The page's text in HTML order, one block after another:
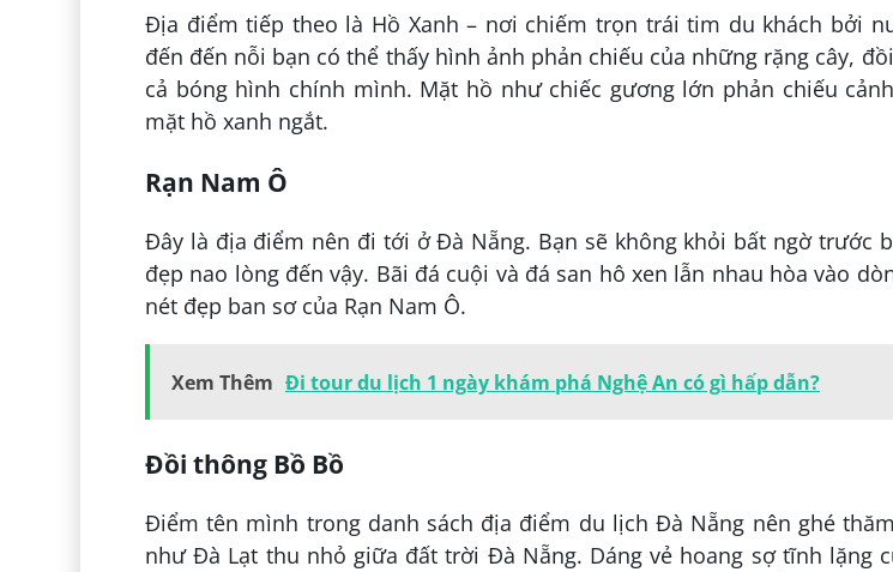
Địa điểm tiếp theo là Hồ Xanh – nơi chiếm trọn trái tim du khách bởi
đến đến nỗi bạn có thể thấy hình ảnh phản chiếu của những rặng cây,
cả bóng hình chính mình. Mặt hồ như chiếc gương lớn phản chiếu
mặt hồ xanh ngắt.
Rạn Nam Ô
Đây là địa điểm nên đi tới ở Đà Nẵng. Bạn sẽ không khỏi bất ngờ trước
đẹp nao lòng đến vậy. Bãi đá cuội và đá san hô xen lẫn nhau hòa vào
nét đẹp ban sơ của Rạn Nam Ô.
Xem Thêm Đi tour du lịch 1 ngày khám phá Nghệ An có gì hấp dẫn?
Đồi thông Bồ Bồ
Điểm tên mình trong danh sách địa điểm du lịch Đà Nẵng nên ghé
như Đà Lạt thu nhỏ giữa đất trời Đà Nẵng. Dáng vẻ hoang sợ tĩnh lặng